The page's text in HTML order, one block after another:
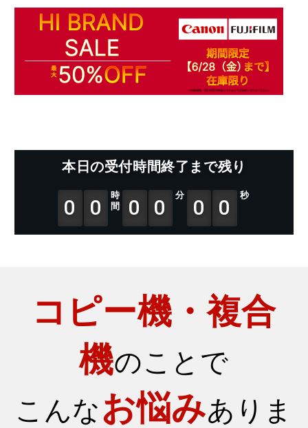
本日の受付時間終了まで残り
0 0
時
間
0 0
分
0 0
秒
コピー機・複合
機のことで
こんなお悩みありま